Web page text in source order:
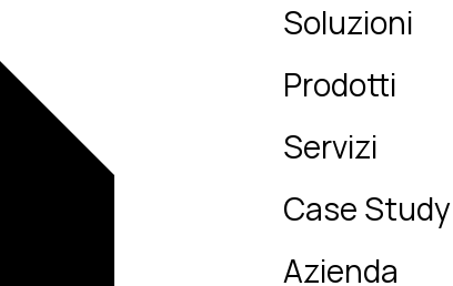
Soluzioni
Prodotti
Servizi
Case Study
Azienda